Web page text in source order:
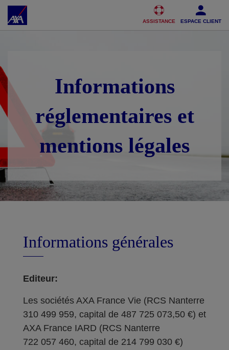
Accéder au Contenu Accéder au Pied de page
ASSISTANCE ESPACE CLIENT
Informations
réglementaires et
mentions légales
Informations générales
Editeur:
Les sociétés AXA France Vie (RCS Nanterre
310 499 959, capital de 487 725 073,50 €) et
AXA France IARD (RCS Nanterre
722 057 460, capital de 214 799 030 €)